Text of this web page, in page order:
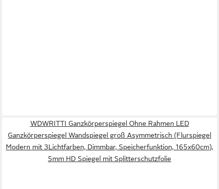
WDWRITTI Ganzkörperspiegel Ohne Rahmen LED
Ganzkörperspiegel Wandspiegel groß Asymmetrisch (Flurspiegel
Modern mit 3Lichtfarben, Dimmbar, Speicherfunktion, 165x60cm),
5mm HD Spiegel mit Splitterschutzfolie